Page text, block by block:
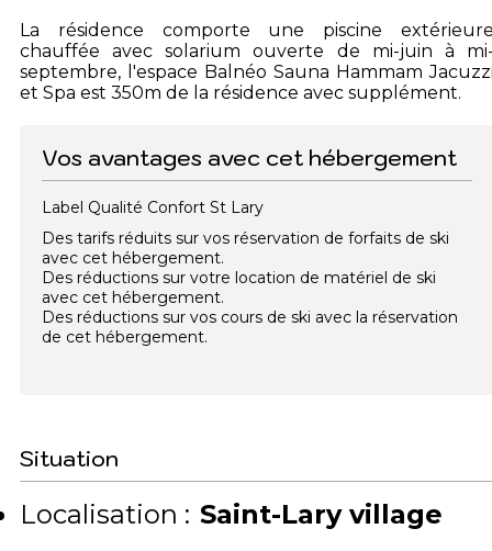
La résidence comporte une piscine
chauffée avec solarium ouverte de mi-juin à
septembre, l'espace Balnéo Sauna Hammam
et Spa est 350m de la résidence avec supplément.
Vos avantages avec cet hébergement
Label Qualité Confort St Lary
Des tarifs réduits sur vos réservation de forfaits de ski
avec cet hébergement.
Des réductions sur votre location de matériel de ski
avec cet hébergement.
Des réductions sur vos cours de ski avec la réservation
de cet hébergement.
Situation
Localisation : Saint-Lary village